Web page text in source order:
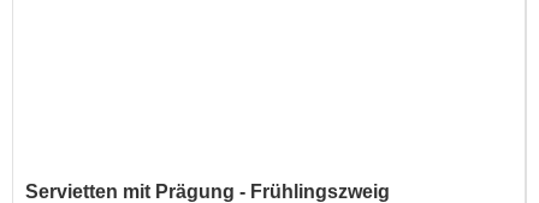
Servietten mit Prägung - Frühlingszweig